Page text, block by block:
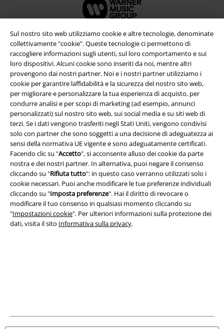
Sul nostro sito web utilizziamo cookie e altre tecnologie, denominate
collettivamente "cookie". Queste tecnologie ci permettono di
raccogliere informazioni sugli utenti, sul loro comportamento e sui
loro dispositivi. Alcuni cookie sono inseriti da noi, mentre altri
provengono dai nostri partner. Noi e i nostri partner utilizziamo i
cookie per garantire laffidabilità e la sicurezza del nostro sito web,
per migliorare e personalizzare la tua esperienza di acquisto, per
condurre analisi e per scopi di marketing (ad esempio, annunci
personalizzati) sul nostro sito web, sui social media e su siti web di
terzi. Se i dati vengono trasferiti negli Stati Uniti, vengono condivisi
solo con partner che sono soggetti a una decisione di adeguatezza ai
sensi della normativa UE vigente e sono adeguatamente certificati.
Facendo clic su "Accetto", si acconsente alluso dei cookie da parte
nostra e dei nostri partner. In alternativa, puoi negare il consenso
cliccando su "Rifiuta tutto": in questo caso verranno utilizzati solo i
cookie necessari. Puoi anche modificare le tue preferenze individuali
cliccando su "Imposta preferenze". Hai il diritto di revocare o
modificare il tuo consenso in qualsiasi momento cliccando su
"Impostazioni cookie". Per ulteriori informazioni sulla protezione dei
dati, visita il sito Informativa sulla privacy.
Info legali
Termini & Condizioni
Redazione
Legge sulla Privacy
Smaltimento rifiuti e protezione dell’ambiente